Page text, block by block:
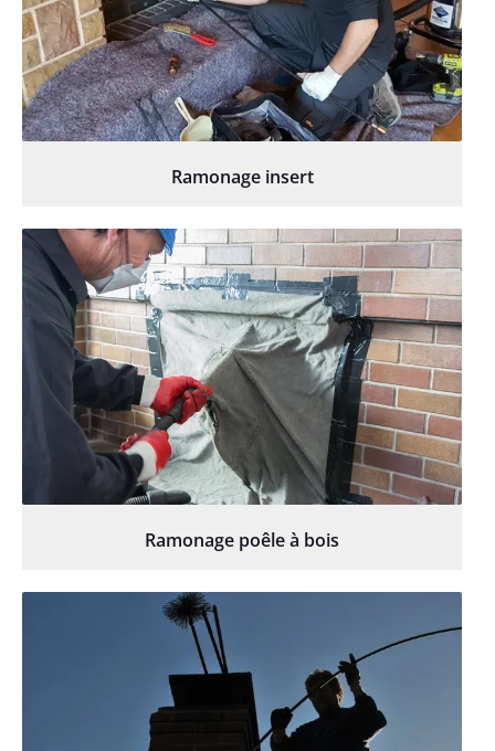
Ramonage insert
Ramonage poêle à bois